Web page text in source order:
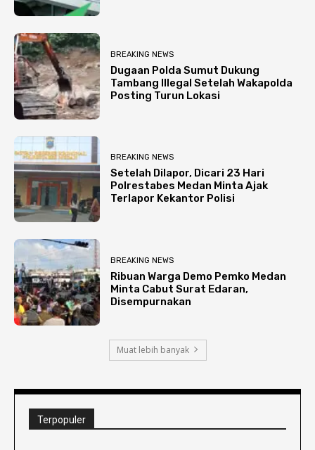
BREAKING NEWS
Dugaan Polda Sumut Dukung
Tambang Illegal Setelah Wakapolda
Posting Turun Lokasi
BREAKING NEWS
Setelah Dilapor, Dicari 23 Hari
Polrestabes Medan Minta Ajak
Terlapor Kekantor Polisi
BREAKING NEWS
Ribuan Warga Demo Pemko Medan
Minta Cabut Surat Edaran,
Disempurnakan
Muat lebih banyak
Terpopuler